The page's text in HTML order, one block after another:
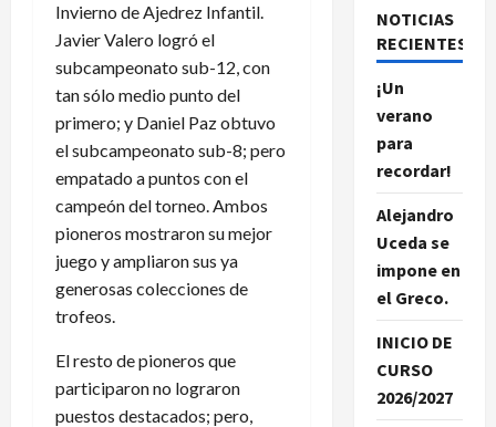
Invierno de Ajedrez Infantil.
Javier Valero logró el
subcampeonato sub-12, con
tan sólo medio punto del
primero; y Daniel Paz obtuvo
el subcampeonato sub-8; pero
empatado a puntos con el
campeón del torneo. Ambos
pioneros mostraron su mejor
juego y ampliaron sus ya
generosas colecciones de
trofeos.
El resto de pioneros que
participaron no lograron
puestos destacados; pero,
NOTICIAS
RECIENTES.
¡Un
verano
para
recordar!
Alejandro
Uceda se
impone en
el Greco.
INICIO DE
CURSO
2026/2027